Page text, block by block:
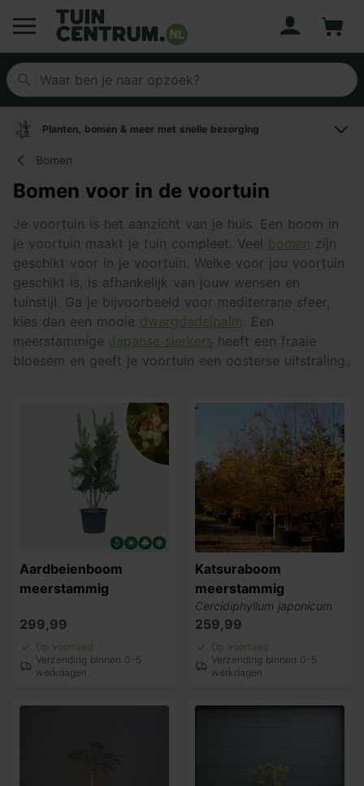
Logo Tuincentrum.nl
Planten, bomen & meer met snelle bezorging
Bomen
Bomen voor in de voortuin
Je voortuin is het aanzicht van je huis. Een boom in
je voortuin maakt je tuin compleet. Veel bomen zijn
geschikt voor in je voortuin. Welke voor jou voortuin
geschikt is, is afhankelijk van jouw wensen en
tuinstijl. Ga je bijvoorbeeld voor mediterrane sfeer,
kies dan een mooie dwergdadelpalm . Een
meerstammige Japanse sierkers heeft een fraaie
bloesem en geeft je voortuin een oosterse uitstraling.
Aardbeienboom
meerstammig
299,99
Op voorraad
Verzending binnen 0-5
werkdagen
Katsuraboom
meerstammig
Cercidiphyllum japonicum
259,99
Op voorraad
Verzending binnen 0-5
werkdagen